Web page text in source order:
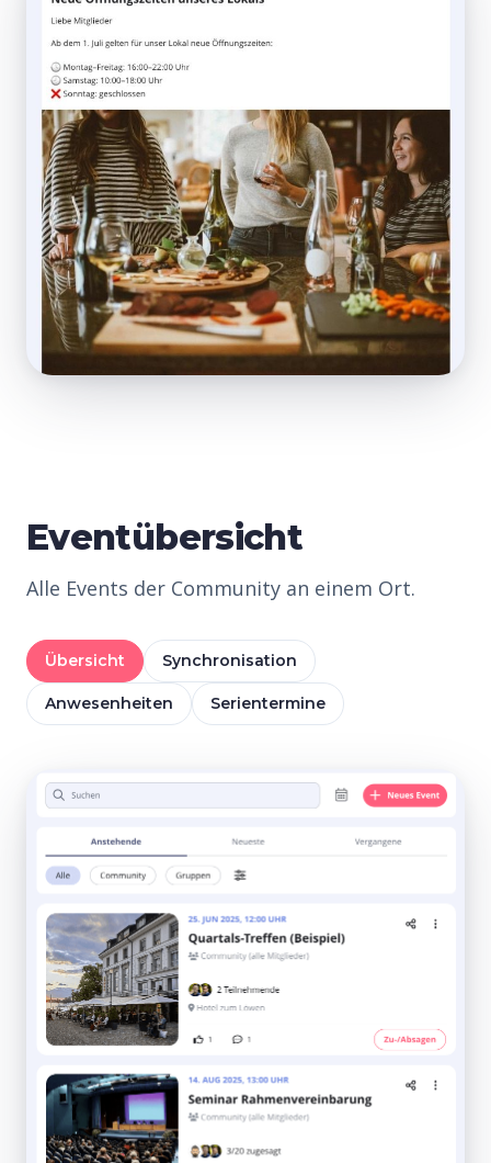
Eventübersicht
Alle Events der Community an einem Ort.
Übersicht Synchronisation
Anwesenheiten Serientermine